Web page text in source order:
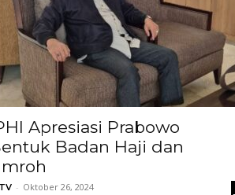
Apresiasi Prabowo
Badan Haji dan
- Oktober 26, 2024